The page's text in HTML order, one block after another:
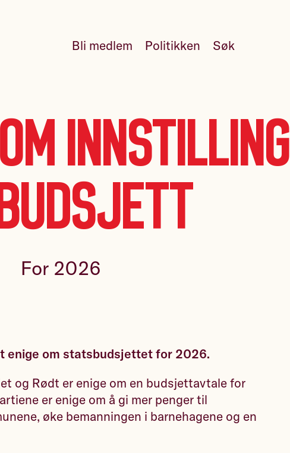
Bli medlem Politikken Søk
innstilling
For 2026
enige om statsbudsjettet for 2026.
og Rødt er enige om en budsjettavtale for
er enige om å gi mer penger til
øke bemanningen i barnehagene og en